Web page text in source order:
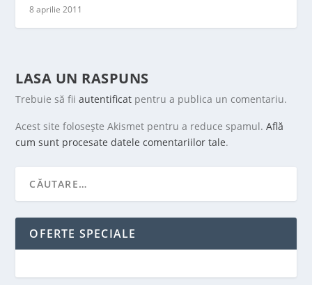
8 aprilie 2011
LASA UN RASPUNS
Trebuie să fiiautentificat pentru a publica un comentariu.
Acest site folosește Akismet pentru a reduce spamul.Află
cum sunt procesate datele comentariilor tale.
OFERTE SPECIALE